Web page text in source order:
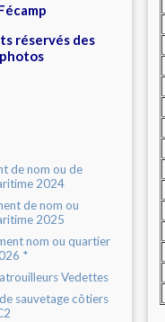
réservés des
de nom ou de
2024
de nom ou
2025
nom ou quartier
*
Vedettes
sauvetage côtiers